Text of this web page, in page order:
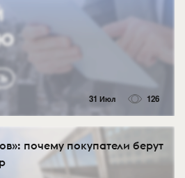
31 Июл 126
почему покупатели берут